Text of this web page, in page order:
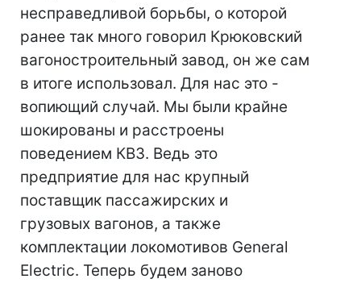
несправедливой борьбы, о которой
ранее так много говорил Крюковский
вагоностроительный завод, он же сам
в итоге использовал. Для нас это -
вопиющий случай. Мы были крайне
шокированы и расстроены
поведением КВЗ. Ведь это
предприятие для нас крупный
поставщик пассажирских и
грузовых вагонов, а также
комплектации локомотивов General
Electric. Теперь будем заново